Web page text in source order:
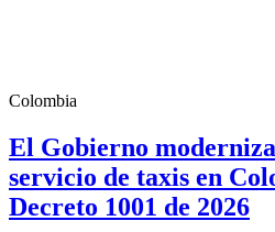
Colombia
El Gobierno
servicio de taxis en
Decreto 1001 de 2026